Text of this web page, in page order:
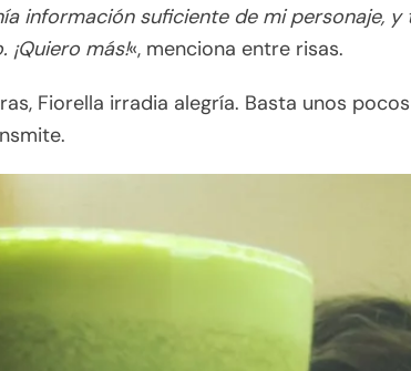
información suficiente de mi personaje,
¡Quiero más!«, menciona entre risas.
Fiorella irradia alegría. Basta unos